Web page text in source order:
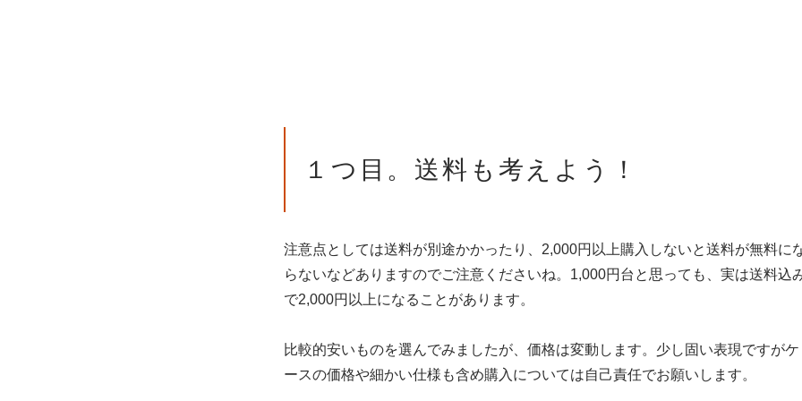
１つ目。送料も考えよう！
注意点としては送料が別途かかったり、2,000円以上購入しないと送料が無料に
らないなどありますのでご注意くださいね。1,000円台と思っても、実は送料込
で2,000円以上になることがあります。
比較的安いものを選んでみましたが、価格は変動します。少し固い表現ですがケ
ースの価格や細かい仕様も含め購入については自己責任でお願いします。